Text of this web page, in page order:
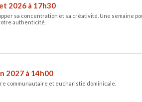
2026 à 17h30
sa concentration et sa créativité. Une semaine
authenticité.
2027 à 14h00
communautaire et eucharistie dominicale.